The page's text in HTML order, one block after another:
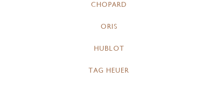
CHOPARD
ORIS
HUBLOT
TAG HEUER